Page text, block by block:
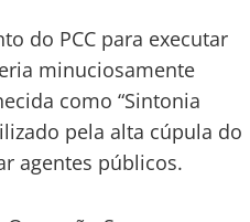
do PCC para executar
minuciosamente
como “Sintonia
pela alta cúpula do
agentes públicos.